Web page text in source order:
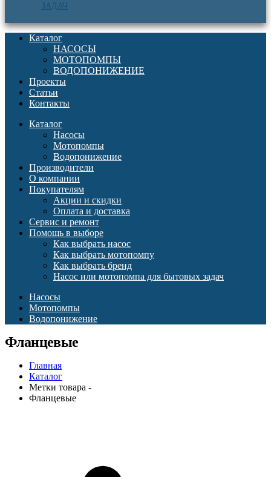
ЗАДАЧ
Каталог
НАСОСЫ
МОТОПОМПЫ
ВОДОПОНИЖЕНИЕ
Проекты
Статьи
Контакты
Каталог
Насосы
Мотопомпы
Водопонижение
Производители
О компании
Покупателям
Акции и скидки
Оплата и доставка
Сервис и ремонт
Помощь в выборе
Как выбрать насос
Как выбрать мотопомпу
Как выбрать бренд
Насос или мотопомпа для бытовых задач
Насосы
Мотопомпы
Водопонижение
Фланцевые
Главная
Каталог
Метки товара -
Фланцевые